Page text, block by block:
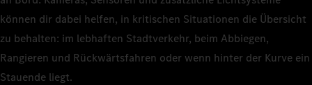
können dir dabei helfen, in kritischen Situationen die Übersicht
zu behalten: im lebhaften Stadtverkehr, beim Abbiegen,
Rangieren und Rückwärtsfahren oder wenn hinter der Kurve ein
Stauende liegt.